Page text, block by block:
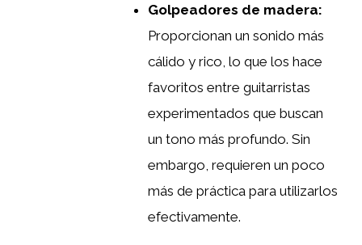
Golpeadores de madera:
Proporcionan un sonido más
cálido y rico, lo que los hace
favoritos entre guitarristas
experimentados que buscan
un tono más profundo. Sin
embargo, requieren un poco
más de práctica para utilizarlos
efectivamente.